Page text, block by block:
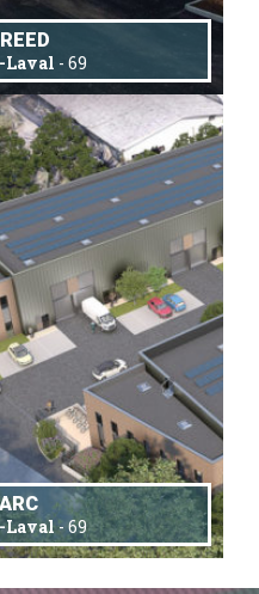
Laval - 69
Laval- 69